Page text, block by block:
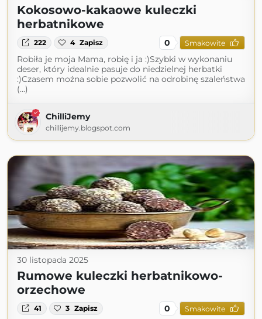
Kokosowo-kakaowe kuleczki
herbatnikowe
222 4 Zapisz 0 Smakowite
Robiła je moja Mama, robię i ja :)Szybki w wykonaniu
deser, który idealnie pasuje do niedzielnej herbatki
:)Czasem można sobie pozwolić na odrobinę szaleństwa
(...)
ChilliJemy
chillijemy.blogspot.com
30 listopada 2025
Rumowe kuleczki herbatnikowo-
orzechowe
41 3 Zapisz 0 Smakowite